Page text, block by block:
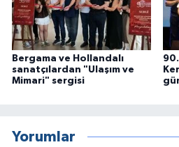
Bergama ve Hollandalı
sanatçılardan "Ulaşım ve
Mimari" sergisi
Yorumlar